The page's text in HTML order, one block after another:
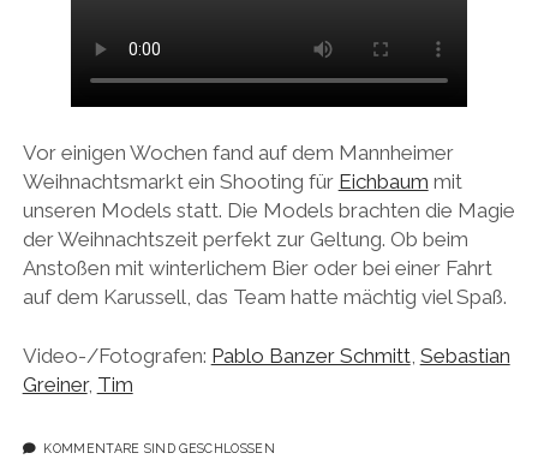
Vor einigen Wochen fand auf dem Mannheimer
Weihnachtsmarkt ein Shooting für Eichbaum mit
unseren Models statt. Die Models brachten die Magie
der Weihnachtszeit perfekt zur Geltung. Ob beim
Anstoßen mit winterlichem Bier oder bei einer Fahrt
auf dem Karussell, das Team hatte mächtig viel Spaß.
Video-/Fotografen: Pablo Banzer Schmitt, Sebastian
Greiner, Tim
KOMMENTARE SIND GESCHLOSSEN